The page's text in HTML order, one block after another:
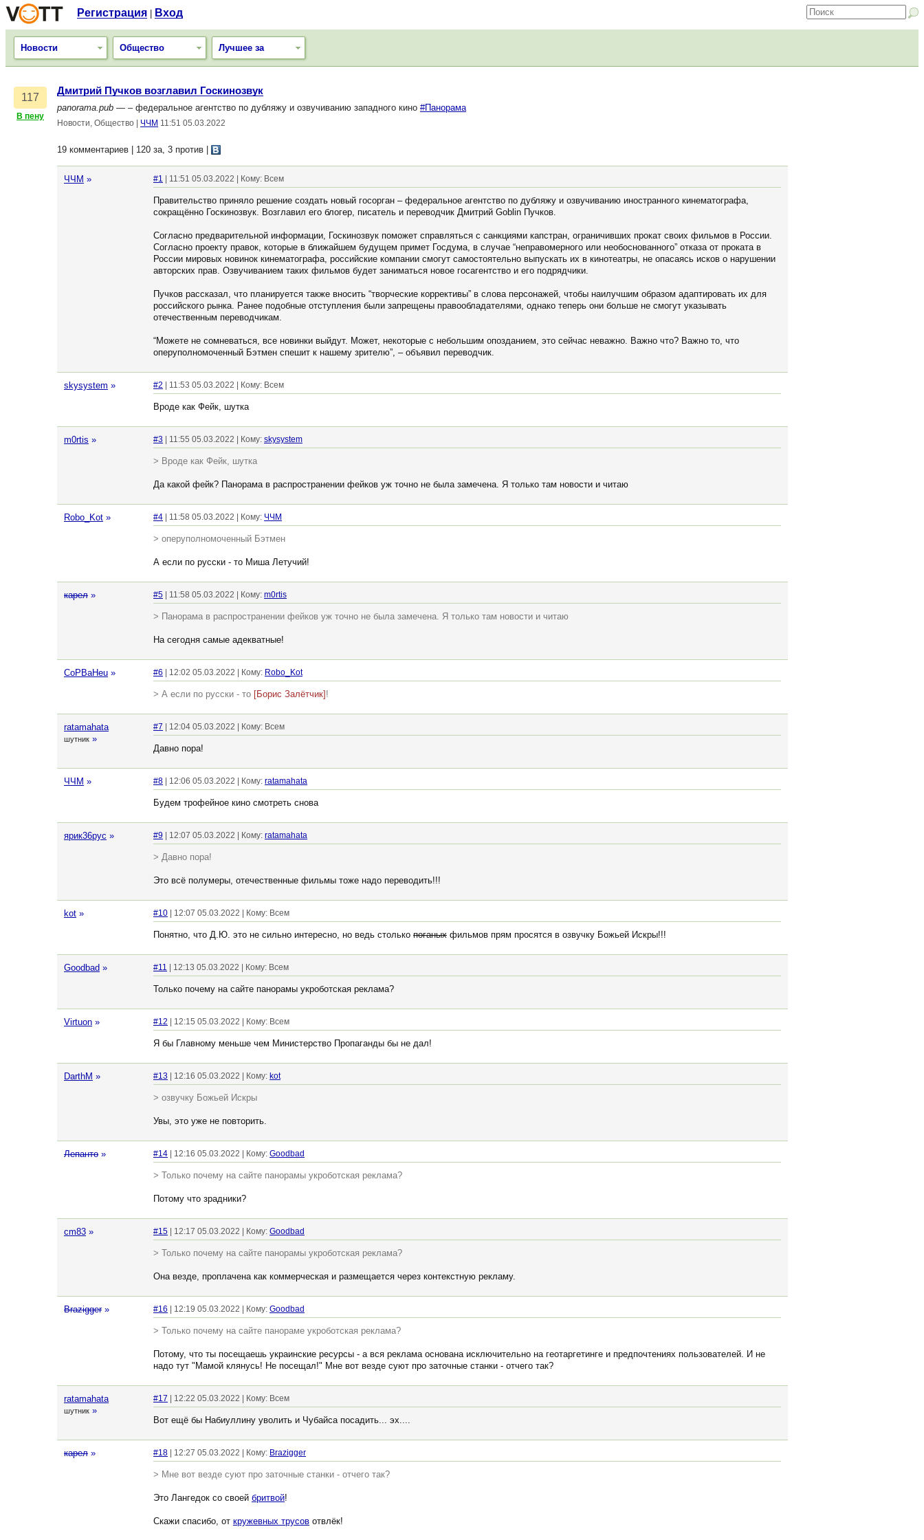
Регистрация Вход
Новости Общество Лучшее за
117
В пену
Дмитрий Пучков возглавил Госкинозвук
panorama.pub — – федеральное агентство по дубляжу и озвучиванию западного кино #Панорама
Новости, Общество ЧЧМ 11:51 05.03.2022
19 комментариев | 120 за, 3 против
ЧЧМ » #1 | 11:51 05.03.2022 | Кому: Всем
Правительство приняло решение создать новый госорган – федеральное агентство по дубляжу и озвучиванию иностранного кинематографа,
сокращённо Госкинозвук. Возглавил его блогер, писатель и переводчик Дмитрий Goblin Пучков.
Согласно предварительной информации, Госкинозвук поможет справляться с санкциями капстран, ограничивших прокат своих фильмов в России.
Согласно проекту правок, которые в ближайшем будущем примет Госдума, в случае “неправомерного или необоснованного” отказа от проката в
России мировых новинок кинематографа, российские компании смогут самостоятельно выпускать их в кинотеатры, не опасаясь исков о нарушении
авторских прав. Озвучиванием таких фильмов будет заниматься новое госагентство и его подрядчики.
Пучков рассказал, что планируется также вносить “творческие коррективы” в слова персонажей, чтобы наилучшим образом адаптировать их для
российского рынка. Ранее подобные отступления были запрещены правообладателями, однако теперь они больше не смогут указывать
отечественным переводчикам.
“Можете не сомневаться, все новинки выйдут. Может, некоторые с небольшим опозданием, это сейчас неважно. Важно что? Важно то, что
оперуполномоченный Бэтмен спешит к нашему зрителю”, – объявил переводчик.
skysystem » #2 | 11:53 05.03.2022 | Кому: Всем
Вроде как Фейк, шутка
m0rtis » #3 | 11:55 05.03.2022 | Кому: skysystem
> Вроде как Фейк, шутка
Да какой фейк? Панорама в распространении фейков уж точно не была замечена. Я только там новости и читаю
Robo_Kot » #4 | 11:58 05.03.2022 | Кому: ЧЧМ
> оперуполномоченный Бэтмен
А если по русски - то Миша Летучий!
кaрел » #5 | 11:58 05.03.2022 | Кому: m0rtis
> Панорама в распространении фейков уж точно не была замечена. Я только там новости и читаю
На сегодня самые адекватные!
CoPBaHeu » #6 | 12:02 05.03.2022 | Кому: Robo_Kot
> А если по русски - то [Борис Залётчик] !
ratamahata
шутник »
#7 | 12:04 05.03.2022 | Кому: Всем
Давно пора!
ЧЧМ » #8 | 12:06 05.03.2022 | Кому: ratamahata
Будем трофейное кино смотреть снова
ярик36рус » #9 | 12:07 05.03.2022 | Кому: ratamahata
> Давно пора!
Это всё полумеры, отечественные фильмы тоже надо переводить!!!
kot » #10 | 12:07 05.03.2022 | Кому: Всем
Понятно, что Д.Ю. это не сильно интересно, но ведь столько поганых фильмов прям просятся в озвучку Божьей Искры!!!
Goodbad » #11 | 12:13 05.03.2022 | Кому: Всем
Только почему на сайте панорамы укроботская реклама?
Virtuon » #12 | 12:15 05.03.2022 | Кому: Всем
Я бы Главному меньше чем Министерство Пропаганды бы не дал!
DarthM » #13 | 12:16 05.03.2022 | Кому: kot
> озвучку Божьей Искры
Увы, это уже не повторить.
Лепанто » #14 | 12:16 05.03.2022 | Кому: Goodbad
> Только почему на сайте панорамы укроботская реклама?
Потому что зрадники?
cm83 » #15 | 12:17 05.03.2022 | Кому: Goodbad
> Только почему на сайте панорамы укроботская реклама?
Она везде, проплачена как коммерческая и размещается через контекстную рекламу.
Brazigger » #16 | 12:19 05.03.2022 | Кому: Goodbad
> Только почему на сайте панораме укроботская реклама?
Потому, что ты посещаешь украинские ресурсы - а вся реклама основана исключительно на геотаргетинге и предпочтениях пользователей. И не
надо тут "Мамой клянусь! Не посещал!" Мне вот везде суют про заточные станки - отчего так?
ratamahata
шутник »
#17 | 12:22 05.03.2022 | Кому: Всем
Вот ещё бы Набиуллину уволить и Чубайса посадить... эх....
кaрел » #18 | 12:27 05.03.2022 | Кому: Brazigger
> Мне вот везде суют про заточные станки - отчего так?
Это Лангедок со своей бритвой!
Скажи спасибо, от кружевных трусов отвлёк!